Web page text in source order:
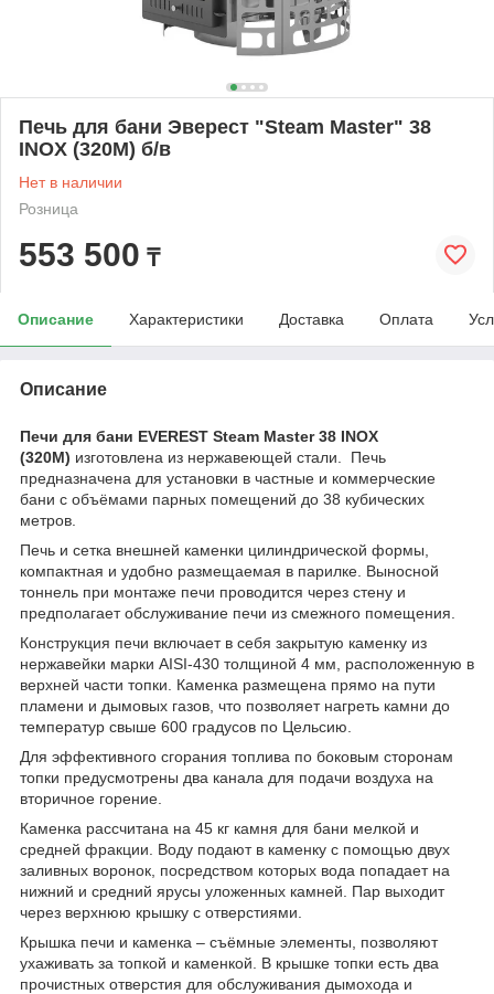
Печь для бани Эверест "Steam Master" 38
INOX (320M) б/в
Нет в наличии
Розница
553 500 ₸
Описание Характеристики Доставка Оплата
Описание
Печи для бани EVEREST Steam Master 38 INOX
(320М) изготовлена из нержавеющей стали. Печь
предназначена для установки в частные и коммерческие
бани с объёмами парных помещений до 38 кубических
метров.
Печь и сетка внешней каменки цилиндрической формы,
компактная и удобно размещаемая в парилке. Выносной
тоннель при монтаже печи проводится через стену и
предполагает обслуживание печи из смежного помещения.
Конструкция печи включает в себя закрытую каменку из
нержавейки марки AISI-430 толщиной 4 мм, расположенную в
верхней части топки. Каменка размещена прямо на пути
пламени и дымовых газов, что позволяет нагреть камни до
температур свыше 600 градусов по Цельсию.
Для эффективного сгорания топлива по боковым сторонам
топки предусмотрены два канала для подачи воздуха на
вторичное горение.
Каменка рассчитана на 45 кг камня для бани мелкой и
средней фракции. Воду подают в каменку с помощью двух
заливных воронок, посредством которых вода попадает на
нижний и средний ярусы уложенных камней. Пар выходит
через верхнюю крышку с отверстиями.
Крышка печи и каменка – съёмные элементы, позволяют
ухаживать за топкой и каменкой. В крышке топки есть два
прочистных отверстия для обслуживания дымохода и